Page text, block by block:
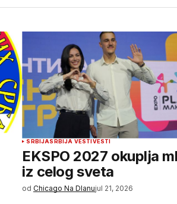
SRBIJASRBIJA VESTIVESTI
EKSPO 2027 okuplja
iz celog sveta
od Chicago Na Dlanujul 21, 2026